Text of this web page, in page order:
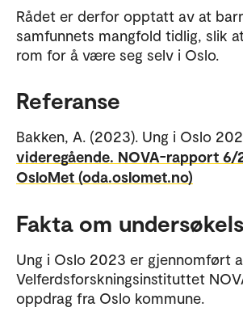
Rådet er derfor opptatt av at
samfunnets mangfold tidlig, slik
rom for å være seg selv i Oslo.
Referanse
Bakken, A. (2023). Ung i Oslo
videregående. NOVA-rapport 6/
OsloMet (oda.oslomet.no)
Fakta om
Ung i Oslo 2023 er gjennomført
Velferdsforskningsinstituttet
oppdrag fra Oslo kommune.